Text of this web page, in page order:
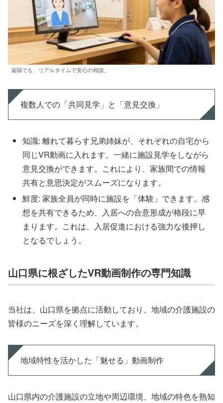
遠隔でも、リアルタイムで安心の相談。
複数人での「共同見学」と「意見交換」
知識: 離れて暮らす兄弟姉妹が、それぞれの自宅から
同じVR動画に入れます。一緒に施設見学をしながら
意見交換ができます。これにより、家族間での情報
共有と意思決定がスムーズになります。
鮮度: 家族全員が同時に施設を「体験」できます。感
想を共有できるため、入居への合意形成が格段に早
まります。これは、入居促進における強力な後押し
となるでしょう。
山口県に根ざしたVR動画制作の専門知識
当社は、山口県を拠点に活動しており、地域の介護施設の
皆様のニーズを深く理解しています。
地域特性を活かした「魅せる」動画制作
山口県内の介護施設の立地や周辺環境、地域の特色を熟知